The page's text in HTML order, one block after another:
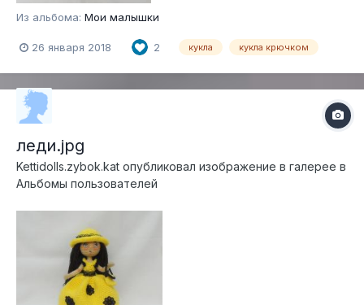
Из альбома: Мои малышки
26 января 2018 2 кукла кукла крючком
леди.jpg
Kettidolls.zybok.kat опубликовал изображение в галерее в
Альбомы пользователей